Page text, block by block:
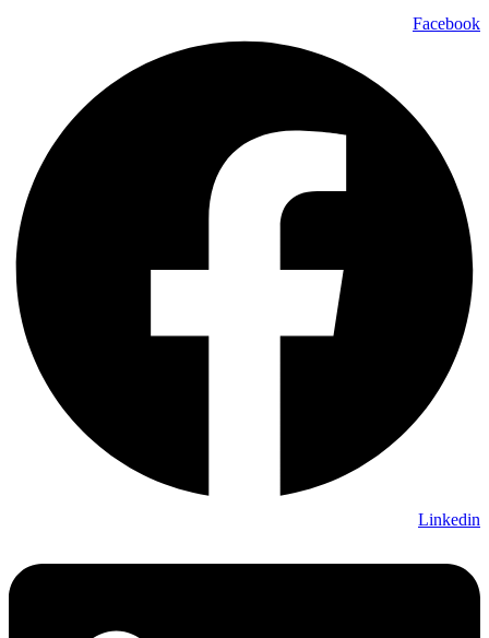
Facebook
Linkedin